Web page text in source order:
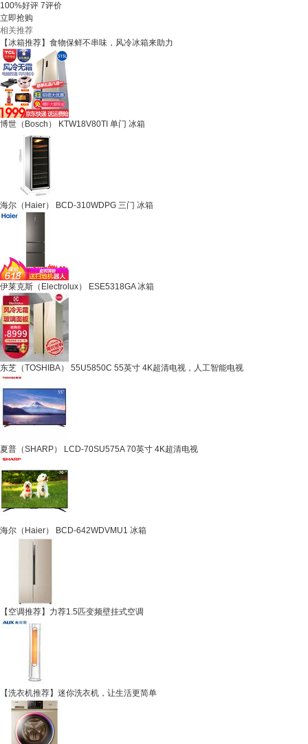
100%好评 7评价
立即抢购
相关推荐
【冰箱推荐】食物保鲜不串味，风冷冰箱来助力
博世（Bosch） KTW18V80TI 单门 冰箱
海尔（Haier） BCD-310WDPG 三门 冰箱
伊莱克斯（Electrolux） ESE5318GA 冰箱
东芝（TOSHIBA） 55U5850C 55英寸 4K超清电视，人工智能电视
夏普（SHARP） LCD-70SU575A 70英寸 4K超清电视
海尔（Haier） BCD-642WDVMU1 冰箱
【空调推荐】力荐1.5匹变频壁挂式空调
【洗衣机推荐】迷你洗衣机，让生活更简单